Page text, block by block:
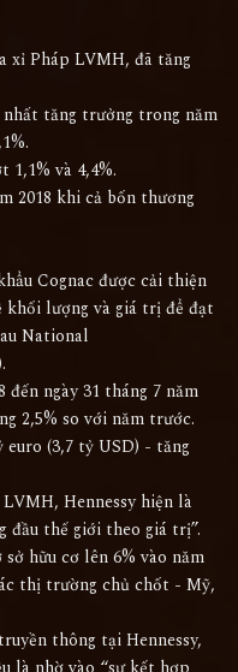
xỉ Pháp LVMH, đã tăng
tăng trưởng trong năm
và 4,4%.
2018 khi cả bốn thương
Cognac được cải thiện
khối lượng và giá trị để đạt
National
đến ngày 31 tháng 7 năm
2,5% so với năm trước.
(3,7 tỷ USD) - tăng
Hennessy hiện là
đầu thế giới theo giá trị”.
hữu cơ lên ​​6% vào năm
thị trường chủ chốt - Mỹ,
thông tại Hennessy,